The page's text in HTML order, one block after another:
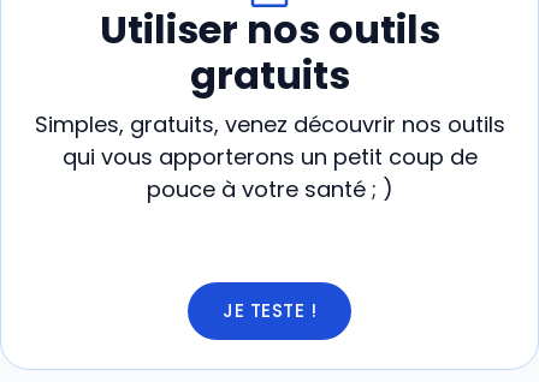
Utiliser nos outils
gratuits
Simples, gratuits, venez découvrir nos outils
qui vous apporterons un petit coup de
pouce à votre santé ; )
JE TESTE !